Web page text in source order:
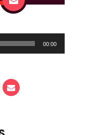
00:00